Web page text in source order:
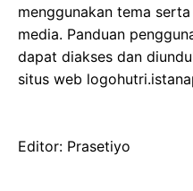
menggunakan tema
media. Panduan
dapat diakses dan
situs web
‎Editor: Prasetiyo